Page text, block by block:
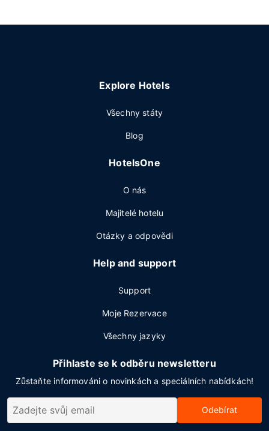
Explore Hotels
Všechny státy
Blog
HotelsOne
O nás
Majitelé hotelu
Otázky a odpovědi
Help and support
Support
Moje Rezervace
Všechny jazyky
Přihlaste se k odběru newsletteru
Zůstaňte informováni o novinkách a speciálních nabídkách!
Odebírat